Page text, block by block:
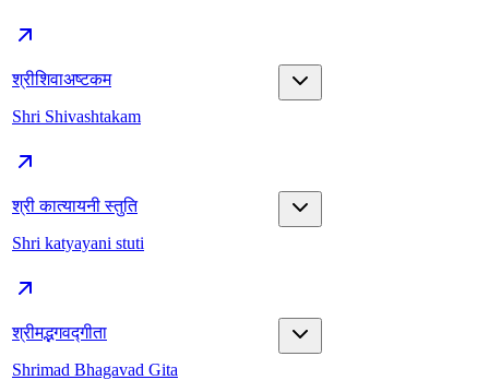
श्रीशिवाअष्टकम
Shri Shivashtakam
श्री कात्यायनी स्तुति
Shri katyayani stuti
श्रीमद्भगवद्गीता
Shrimad Bhagavad Gita